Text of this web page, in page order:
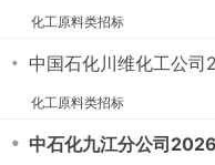
化工原料类招标
・ 中国石化川维化工公
化工原料类招标
・ 中石化九江分公司